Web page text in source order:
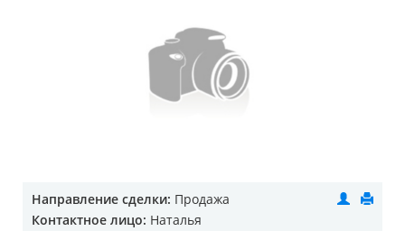
Направление сделки: Продажа
Контактное лицо: Наталья